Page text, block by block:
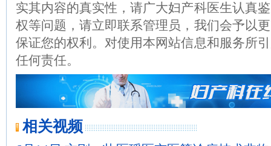
实其内容的真实性，请广大妇产科医生认真
权等问题，请立即联系管理员，我们会予以
保证您的权利。对使用本网站信息和服务所
任何责任。
相关视频